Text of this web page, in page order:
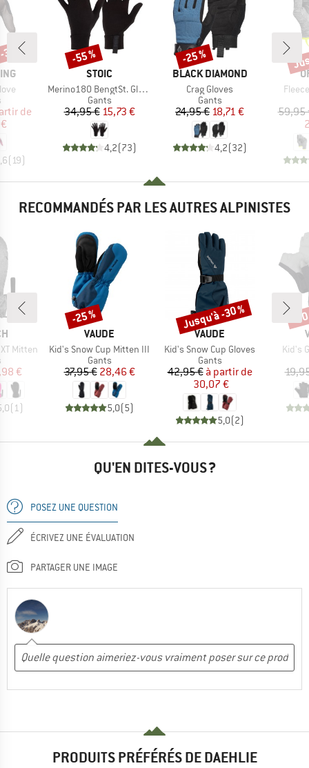
group
réduit
de
(19)
%
MARQUE
STOIC
Article
Merino180 BengtSt. Glove
Product group
Gants
Prix
34,95 €Prix réduit
15,73 €
4,2(73)
Remise
-55 %
MARQUE
BLACK DIAMOND
Article
Crag Gloves
Product group
Gants
Prix
24,95 €Prix réduit
18,71 €
4,2(32)
Remise
-25 %
Article
59,95
RECOMMANDÉS PAR LES AUTRES ALPINISTES
Mitten
group
réduit
€
(1)
MARQUE
VAUDE
Article
Kid's Snow Cup Mitten III
Product group
Gants
Prix
37,95 € Prix réduit
28,46 €
5,0(5)
Remise
-25 %
MARQUE
VAUDE
Article
Kid's Snow Cup Gloves
Product group
Gants
Prix
42,95 € Prix réduit
à partir de
30,07 €
5,0(2)
Remise
Jusqu'à -30 %
Article
Kid's
-
QU'EN DITES-VOUS ?
POSEZ UNE QUESTION
ÉCRIVEZ UNE ÉVALUATION
PARTAGER UNE IMAGE
PRODUITS PRÉFÉRÉS DE DAEHLIE